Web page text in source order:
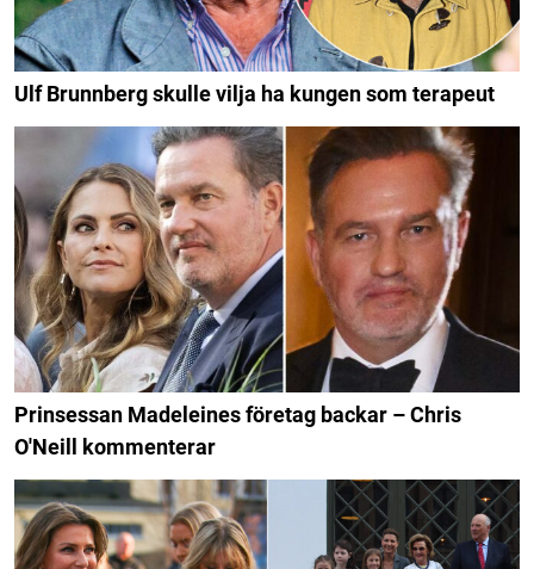
Ulf Brunnberg skulle vilja ha kungen som terapeut
Prinsessan Madeleines företag backar – Chris
O'Neill kommenterar